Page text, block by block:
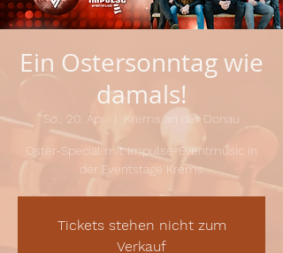
Ein Ostersonntag wie
damals!
So., 20. Apr. Krems an der Donau
Oster-Special mit Impulse-Eventmusic in
der Eventstage Krems
Tickets stehen nicht zum
Verkauf